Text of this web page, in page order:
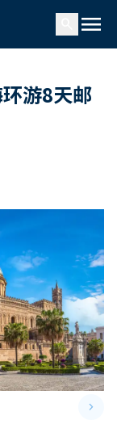
menu
游8天邮
keyboard_arrow_right